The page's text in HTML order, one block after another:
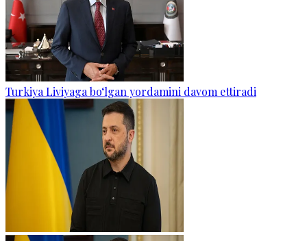
Turkiya Liviyaga bo‘lgan yordamini davom ettiradi